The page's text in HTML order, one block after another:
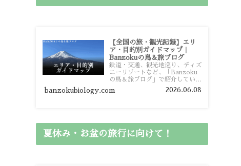
【全国の旅・観光記録】エリ
ア・目的別ガイドマップ｜
Banzokuの鳥＆旅ブログ
鉄道・交通、観光地巡り、ディズ
ニーリゾートなど、「Banzoku
の鳥＆旅ブログ」で紹介している
全国の旅行・観光記録をエリアや
目的別に整理しました。あなたが
banzokubiology.com 2026.06.08
夏休み・お盆の旅行に向けて！